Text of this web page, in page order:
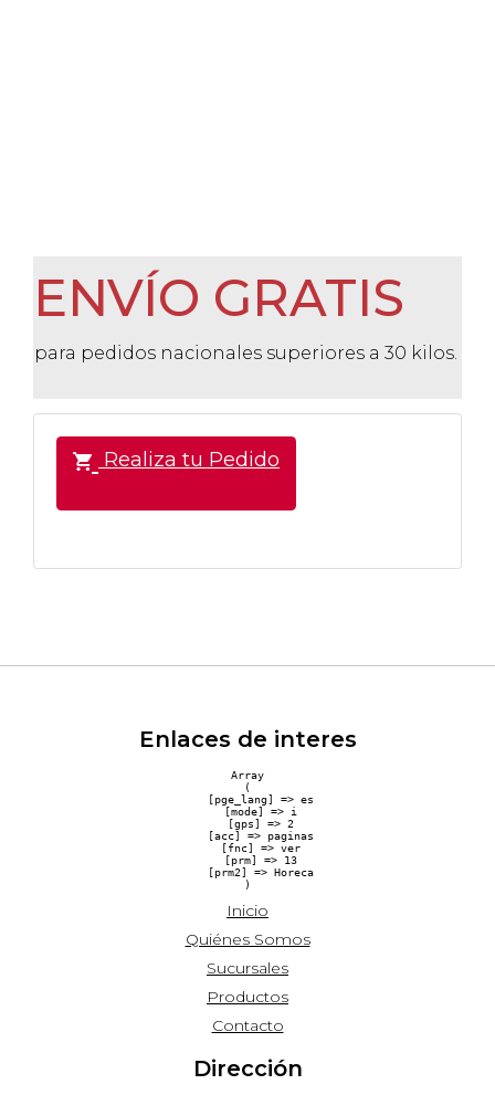
ENVÍO GRATIS
para pedidos nacionales superiores a 30 kilos.
Realiza tu Pedido
Enlaces de interes
Array
(
    [pge_lang] => es
    [mode] => i
    [gps] => 2
    [acc] => paginas
    [fnc] => ver
    [prm] => 13
    [prm2] => Horeca
Inicio
Quiénes Somos
Sucursales
Productos
Contacto
Dirección